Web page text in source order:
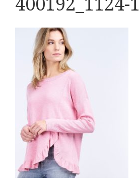
400192_1124-1